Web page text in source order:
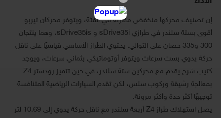
إن تصنيف محركها منخفض مقارنة في الفئة، ويتوفر محركان تيربو
أقوى بستة سلندر في طرازي sDrive35i و sDrive35is، وهما ينتجان
300 و335 حصان على التوالي. يحتوي الطراز الأساسي قياسيًا على ناقل
حركة يدوي بست سرعات ويتوفر أوتوماتيكي بثماني سرعات، ويوجد
كتيب شرح يقدم مع محركين ستة سلندر، في حين تتميز رودستر Z4
بمعالجة رشيقة وركوب سلس، لكن تقدم السيارات الرياضية المتنافسة
توجيهًا أكثر حدة وأكثر مرونة.
يصل استهلاك طراز Z4 أربعة سلندر مع ناقل حركة يدوي إلى 10.69 لتر